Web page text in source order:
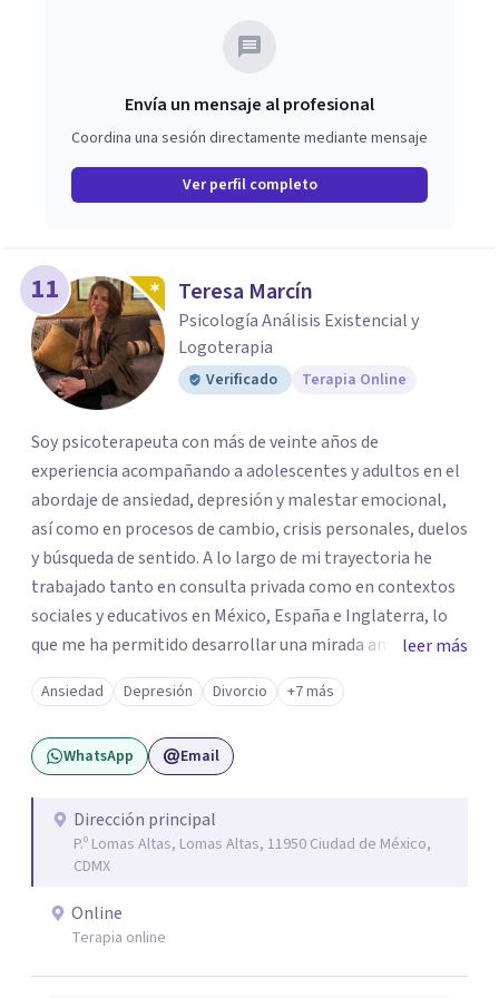
Envía un mensaje al profesional
Coordina una sesión directamente mediante mensaje
Ver perfil completo
11 Teresa Marcín
Psicología Análisis Existencial y
Logoterapia
Verificado Terapia Online
Soy psicoterapeuta con más de veinte años de
experiencia acompañando a adolescentes y adultos en el
abordaje de ansiedad, depresión y malestar emocional,
así como en procesos de cambio, crisis personales, duelos
y búsqueda de sentido. A lo largo de mi trayectoria he
trabajado tanto en consulta privada como en contextos
sociales y educativos en México, España e Inglaterra, lo
que me ha permitido desarrollar una mirada amplia,
sensible y profundamente humana del sufrimiento
psicológico. Trabajo desde un enfoque integral que
combina la Psicología Existencial, la Logoterapia, el
Análisis Conductual y la Terapia Dialéctico Conductual.
a personas que atraviesan ansiedad persistente, estados
depresivos, agotamiento emocional, pensamientos
negativos recurrentes o dificultades para regular sus
emociones, integrando herramientas basadas en
evidencia con una comprensión profunda de la historia y
leer más
Ansiedad Depresión Divorcio +7 más
WhatsApp Email
Dirección principal
P.º Lomas Altas, Lomas Altas, 11950 Ciudad de México,
CDMX
Online
Terapia online